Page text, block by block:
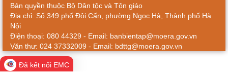
Bản quyền thuộc Bộ Dân tộc và Tôn giáo
Địa chỉ: Số 349 phố Đội Cấn, phường Ngọc Hà, Thành phố Hà
Nội
Điện thoại: 080 44329 - Email: banbientap@moera.gov.vn
Văn thư: 024 37332009 - Email: bdttg@moera.gov.vn
Đã kết nối EMC